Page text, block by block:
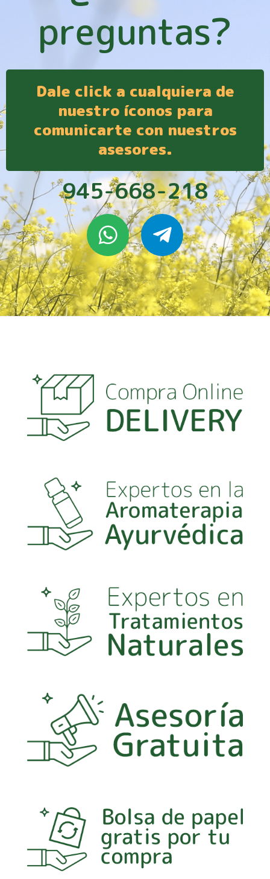
preguntas?
Dale click a cualquiera de
nuestro íconos para
comunicarte con nuestros
asesores.
945-668-218